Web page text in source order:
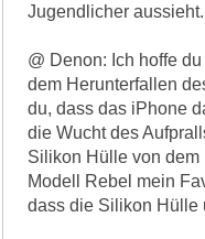
Jugendlicher
@ Denon: Ich hoffe
dem Herunterfallen
du, dass das iPhone
die Wucht des
Silikon Hülle von
Modell Rebel mein
dass die Silikon Hülle